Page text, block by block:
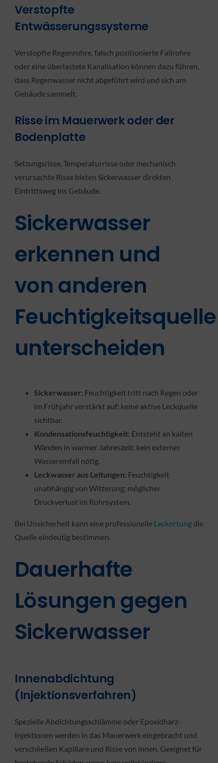
Verstopfte
Entwässerungssysteme
Verstopfte Regenrohre, falsch positionierte Fallrohre
oder eine überlastete Kanalisation können dazu führen,
dass Regenwasser nicht abgeführt wird und sich am
Gebäude sammelt.
Risse im Mauerwerk oder der
Bodenplatte
Setzungsrisse, Temperaturrisse oder mechanisch
verursachte Risse bieten Sickerwasser direkten
Eintrittsweg ins Gebäude.
Sickerwasser
erkennen und
von anderen
unterscheiden
Sickerwasser: Feuchtigkeit tritt nach Regen oder
im Frühjahr verstärkt auf; keine aktive Leckquelle
sichtbar.
Kondensationsfeuchtigkeit: Entsteht an kalten
Wänden in warmer Jahreszeit; kein externer
Wassereinfall nötig.
Leckwasser aus Leitungen: Feuchtigkeit
unabhängig von Witterung; möglicher
Druckverlust im Rohrsystem.
Bei Unsicherheit kann eine professionelle Leckortung die
Quelle eindeutig bestimmen.
Dauerhafte
Lösungen gegen
Sickerwasser
Innenabdichtung
(Injektionsverfahren)
Spezielle Abdichtungsschlämme oder Epoxidharz-
Injektionen werden in das Mauerwerk eingebracht und
verschließen Kapillare und Risse von innen. Geeignet für